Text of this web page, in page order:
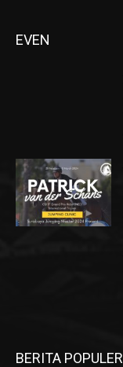
EVEN
BERITA POPULER